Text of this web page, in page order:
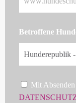
Betroffene
Mit